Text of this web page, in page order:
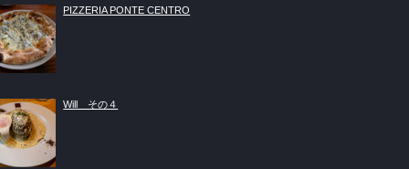
PIZZERIA PONTE CENTRO
Will その４